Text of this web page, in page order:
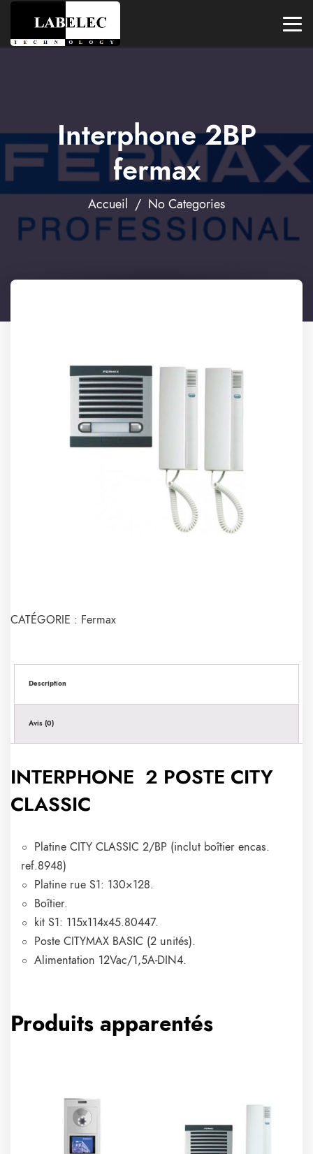
Interphone 2BP
fermax
Accueil / No Categories
CATÉGORIE : Fermax
Description
Avis (0)
INTERPHONE 2 POSTE CITY
CLASSIC
Platine CITY CLASSIC 2/BP (inclut boîtier encas.
ref.8948)
Platine rue S1: 130×128.
Boîtier.
kit S1: 115x114x45.80447.
Poste CITYMAX BASIC (2 unités).
Alimentation 12Vac/1,5A-DIN4.
Produits apparentés